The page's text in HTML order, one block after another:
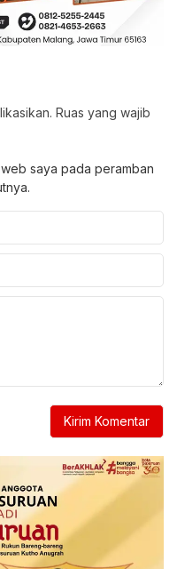
Ruas yang wajib
saya pada peramban